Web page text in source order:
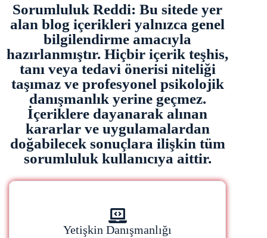
Sorumluluk Reddi: Bu sitede yer
alan blog içerikleri yalnızca genel
bilgilendirme amacıyla
hazırlanmıştır. Hiçbir içerik teşhis,
tanı veya tedavi önerisi niteliği
taşımaz ve profesyonel psikolojik
danışmanlık yerine geçmez.
İçeriklere dayanarak alınan
kararlar ve uygulamalardan
doğabilecek sonuçlara ilişkin tüm
sorumluluk kullanıcıya aittir.
Yetişkin Danışmanlığı